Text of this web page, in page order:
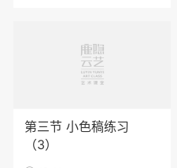
第三节 小色稿练习
（3）